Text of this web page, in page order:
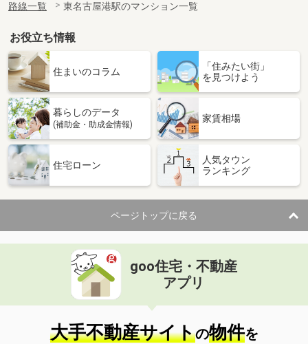
路線一覧
東名古屋港駅のマンション一覧
お役立ち情報
住まいのコラム
「住みたい街」
を見つけよう
暮らしのデータ
(補助金・助成金情報)
家賃相場
住宅ローン
人気タウン
ランキング
ページトップに戻る
goo住宅・不動産
アプリ
大手不動産サイトの物件を